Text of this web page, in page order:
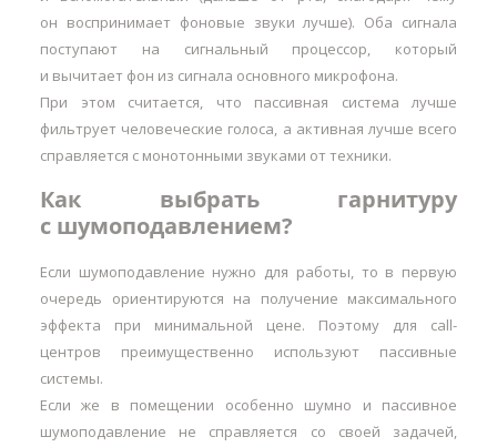
он воспринимает фоновые звуки лучше). Оба сигнала
поступают на сигнальный процессор, который
и вычитает фон из сигнала основного микрофона.
При этом считается, что пассивная система лучше
фильтрует человеческие голоса, а активная лучше всего
справляется с монотонными звуками от техники.
Как выбрать гарнитуру
с шумоподавлением?
Если шумоподавление нужно для работы, то в первую
очередь ориентируются на получение максимального
эффекта при минимальной цене. Поэтому для call-
центров преимущественно используют пассивные
системы.
Если же в помещении особенно шумно и пассивное
шумоподавление не справляется со своей задачей,